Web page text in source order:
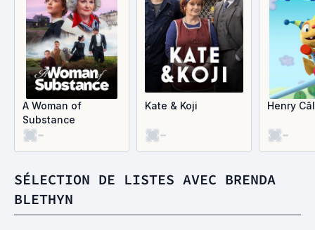
A Woman of
Substance
-
Kate & Koji
-
Henry
-
SÉLECTION DE LISTES AVEC BRENDA
BLETHYN